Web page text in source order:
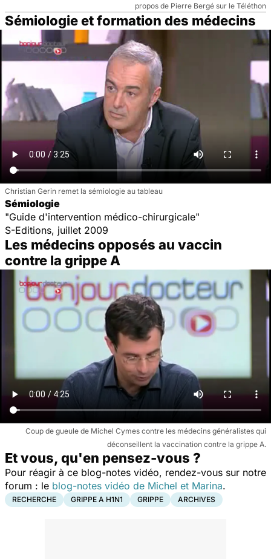
propos de Pierre Bergé sur le Téléthon
Sémiologie et formation des médecins
Christian Gerin remet la sémiologie au tableau
Sémiologie
"Guide d'intervention médico-chirurgicale"
S-Editions, juillet 2009
Les médecins opposés au vaccin
contre la grippe A
Coup de gueule de Michel Cymes contre les médecins généralistes qui
déconseillent la vaccination contre la grippe A.
Et vous, qu'en pensez-vous ?
Pour réagir à ce blog-notes vidéo, rendez-vous sur notre
forum : le blog-notes vidéo de Michel et Marina.
RECHERCHE GRIPPE A H1N1 GRIPPE ARCHIVES